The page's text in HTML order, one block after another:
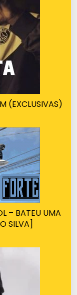
(EXCLUSIVAS)
– BATEU UMA
SILVA]